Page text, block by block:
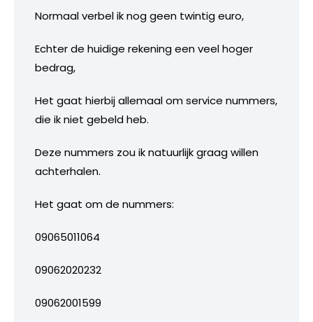
Normaal verbel ik nog geen twintig euro,
Echter de huidige rekening een veel hoger
bedrag,
Het gaat hierbij allemaal om service nummers,
die ik niet gebeld heb.
Deze nummers zou ik natuurlijk graag willen
achterhalen.
Het gaat om de nummers:
09065011064
09062020232
09062001599